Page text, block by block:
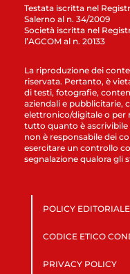
Testata iscritta nel
Salerno al n. 34/2009
Società iscritta nel
l’AGCOM al n. 20133
La riproduzione dei
riservata. Pertanto, è
di testi, fotografie,
aziendali e pubblicitarie,
elettronico/digitale o per
tutto quanto è ascrivibile
non è responsabile dei
esercitare un controllo
segnalazione qualora gli
POLICY EDITORIALE
CODICE ETICO
PRIVACY POLICY